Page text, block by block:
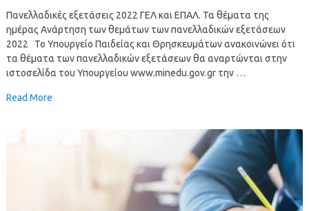
Πανελλαδικές εξετάσεις 2022 ΓΕΛ και ΕΠΑΛ. Τα θέματα της
ημέρας Ανάρτηση των θεμάτων των πανελλαδικών εξετάσεων
2022 Το Υπουργείο Παιδείας και Θρησκευμάτων ανακοινώνει ότι
τα θέματα των πανελλαδικών εξετάσεων θα αναρτώνται στην
ιστοσελίδα του Υπουργείου www.minedu.gov.gr την …
Read More